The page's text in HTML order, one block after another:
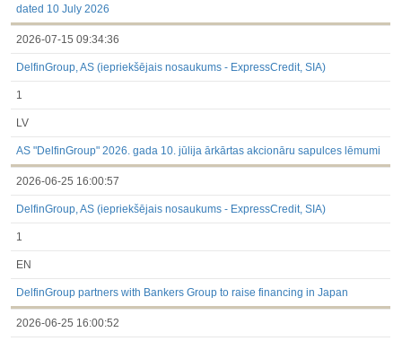
dated 10 July 2026
2026-07-15 09:34:36
DelfinGroup, AS (iepriekšējais nosaukums - ExpressCredit, SIA)
1
LV
AS "DelfinGroup" 2026. gada 10. jūlija ārkārtas akcionāru sapulces lēmumi
2026-06-25 16:00:57
DelfinGroup, AS (iepriekšējais nosaukums - ExpressCredit, SIA)
1
EN
DelfinGroup partners with Bankers Group to raise financing in Japan
2026-06-25 16:00:52